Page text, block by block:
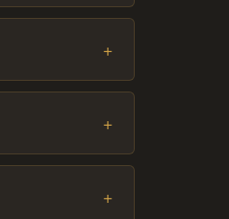
+
+
+